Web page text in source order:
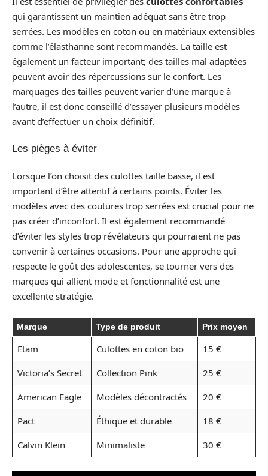
qui garantissent un maintien adéquat sans être trop
serrées. Les modèles en coton ou en matériaux extensibles
comme l’élasthanne sont recommandés. La taille est
également un facteur important; des tailles mal adaptées
peuvent avoir des répercussions sur le confort. Les
marquages des tailles peuvent varier d’une marque à
l’autre, il est donc conseillé d’essayer plusieurs modèles
avant d’effectuer un choix définitif.
Les pièges à éviter
Lorsque l’on choisit des culottes taille basse, il est
important d’être attentif à certains points. Éviter les
modèles avec des coutures trop serrées est crucial pour ne
pas créer d’inconfort. Il est également recommandé
d’éviter les styles trop révélateurs qui pourraient ne pas
convenir à certaines occasions. Pour une approche qui
respecte le goût des adolescentes, se tourner vers des
marques qui allient mode et fonctionnalité est une
excellente stratégie.
Marque Type de produit Prix moyen
Etam Culottes en coton bio
15 €
Victoria’s Secret
Collection Pink
25 €
American Eagle
Modèles décontractés
20 €
Pact
Éthique et durable
18 €
Calvin Klein
Minimaliste 30 €